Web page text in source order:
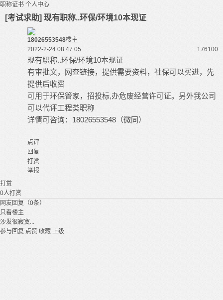
职称证书 个人中心
[考试求助] 现有职称..环保/环境10本现证
18026553548楼主
2022-2-24 08:47:05
176100
现有职称..环保/环境10本现证
有审批文，网查链接，提供需要资料，社保可以买进，先
提供后收费
可用于环保管家，招投标,办危废经营许可证。另外我公司
可以代评工程类职称
详情可咨询：18026553548（微同）
点评
回复
打赏
举报
打赏
0人打赏
网友回复（0条）
只看楼主
沙发很寂寞...
参与回复 点赞 收藏 上级